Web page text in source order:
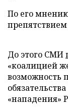
По его
До этого СМИ
«коалицией
возможность
«нападения»